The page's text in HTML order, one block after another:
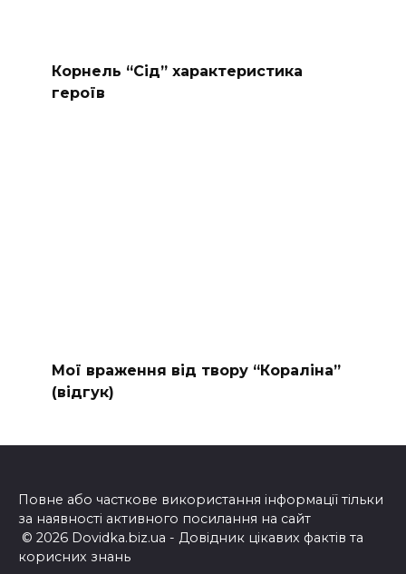
Корнель “Сід” характеристика
героїв
Мої враження від твору “Кораліна”
(відгук)
Повне або часткове використання інформації тільки
за наявності активного посилання на сайт
© 2026 Dovidka.biz.ua - Довідник цікавих фактів та
корисних знань